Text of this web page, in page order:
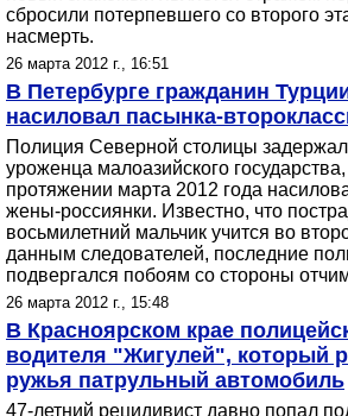
сбросили потерпевшего со второго
насмерть.
26 марта 2012 г., 16:51
В Петербурге гражданин
насиловал пасынка-
Полиция Северной столицы
уроженца малоазийского
протяжении марта 2012 года
жены-россиянки. Известно, что
восьмилетний мальчик учится во
данным следователей, последние
подвергался побоям со стороны
26 марта 2012 г., 15:48
В Красноярском крае
водителя "Жигулей", который
ружья патрульный автомобиль
47-летний рецидивист давно попал